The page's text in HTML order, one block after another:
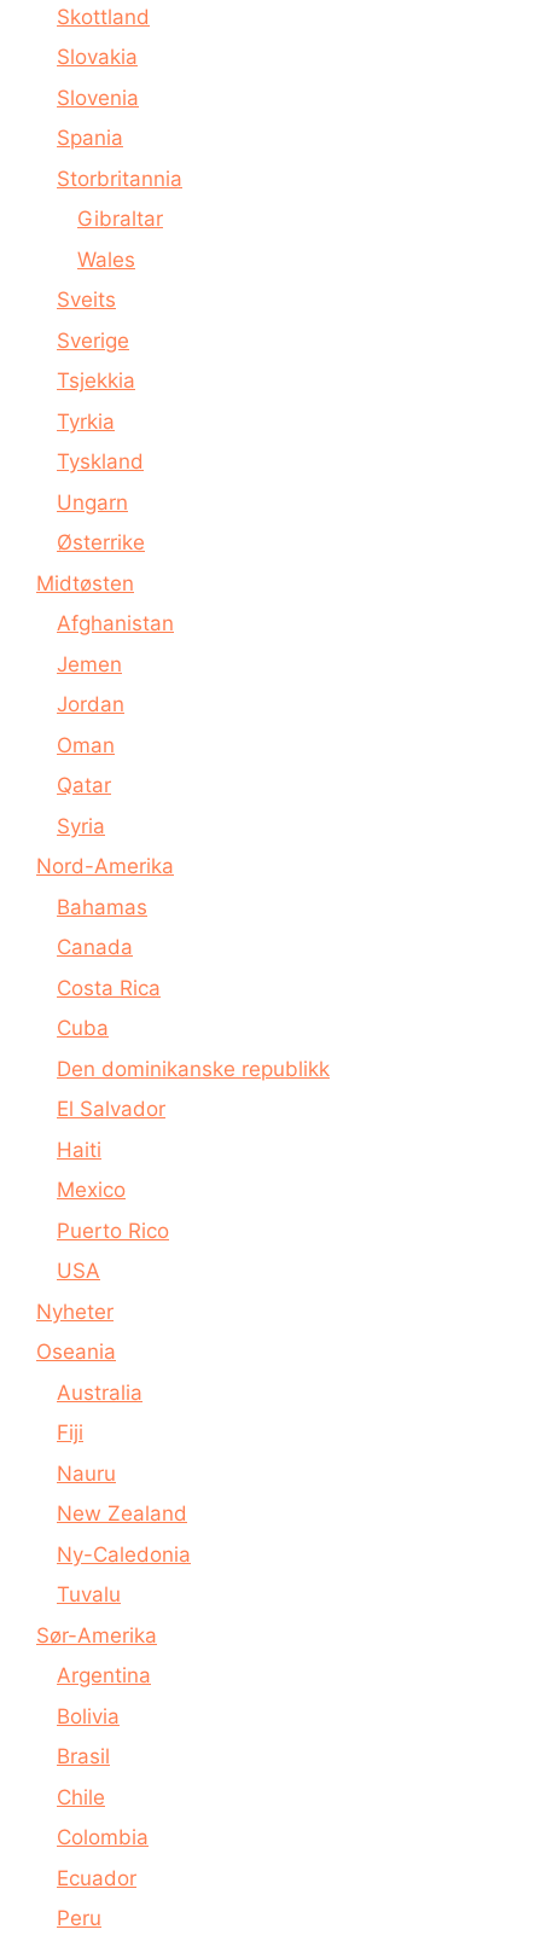
Skottland
Slovakia
Slovenia
Spania
Storbritannia
Gibraltar
Wales
Sveits
Sverige
Tsjekkia
Tyrkia
Tyskland
Ungarn
Østerrike
Midtøsten
Afghanistan
Jemen
Jordan
Oman
Qatar
Syria
Nord-Amerika
Bahamas
Canada
Costa Rica
Cuba
Den dominikanske republikk
El Salvador
Haiti
Mexico
Puerto Rico
USA
Nyheter
Oseania
Australia
Fiji
Nauru
New Zealand
Ny-Caledonia
Tuvalu
Sør-Amerika
Argentina
Bolivia
Brasil
Chile
Colombia
Ecuador
Peru